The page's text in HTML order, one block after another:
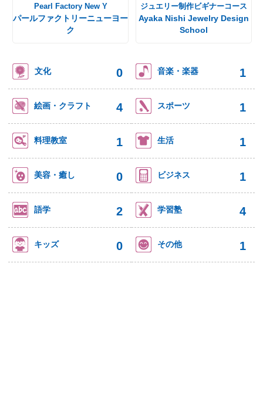
Pearl Factory New Y
パールファクトリーニューヨー
ク
ジュエリー制作ビギナーコース
Ayaka Nishi Jewelry Design
School
文化 0 音楽・楽器 1
絵画・クラフト 4 スポーツ 1
料理教室 1 生活 1
美容・癒し 0 ビジネス 1
語学 2 学習塾 4
キッズ 0 その他 1